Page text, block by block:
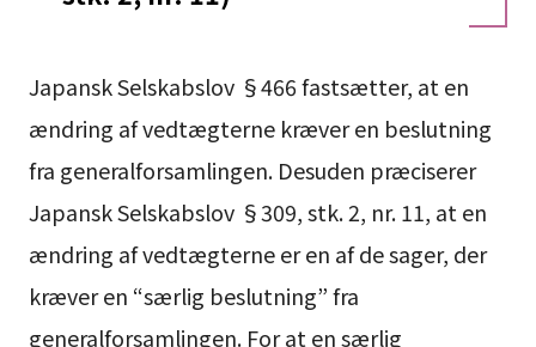
Japansk Selskabslov §466 fastsætter, at en
ændring af vedtægterne kræver en beslutning
fra generalforsamlingen. Desuden præciserer
Japansk Selskabslov §309, stk. 2, nr. 11, at en
ændring af vedtægterne er en af de sager, der
kræver en “særlig beslutning” fra
generalforsamlingen. For at en særlig